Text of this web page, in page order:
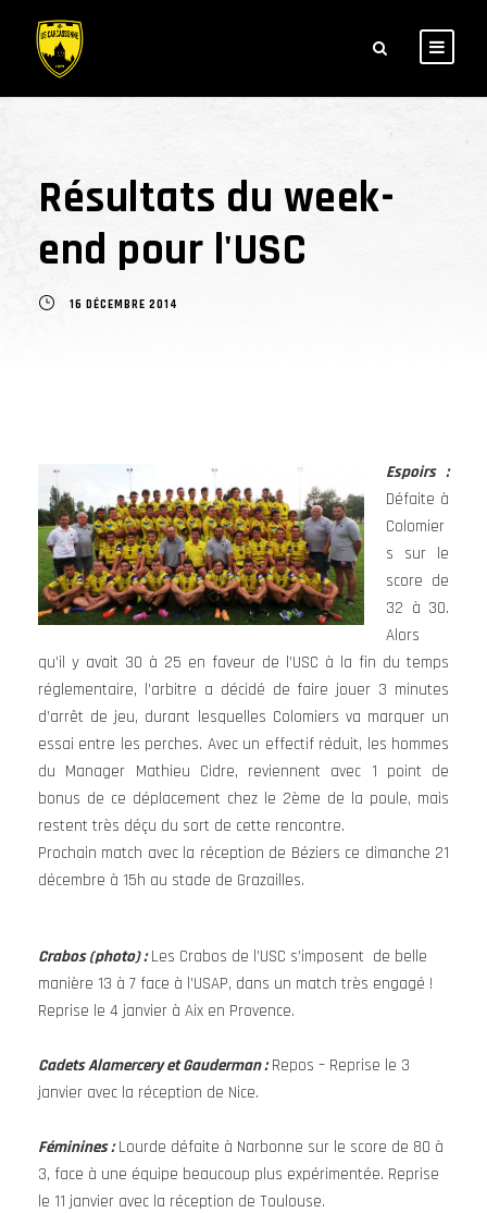
Résultats du week-
end pour l'USC
16 DÉCEMBRE 2014
Espoirs :
Défaite à
Colomier
s sur le
score de
32 à 30.
Alors
qu’il y avait 30 à 25 en faveur de l’USC à la fin du temps
réglementaire, l’arbitre a décidé de faire jouer 3 minutes
d’arrêt de jeu, durant lesquelles Colomiers va marquer un
essai entre les perches. Avec un effectif réduit, les hommes
du Manager Mathieu Cidre, reviennent avec 1 point de
bonus de ce déplacement chez le 2ème de la poule, mais
restent très déçu du sort de cette rencontre.
Prochain match avec la réception de Béziers ce dimanche 21
décembre à 15h au stade de Grazailles.
Crabos (photo) :Les Crabos de l’USC s’imposent de belle
manière 13 à 7 face à l’USAP, dans un match très engagé !
Reprise le 4 janvier à Aix en Provence.
Cadets Alamercery et Gauderman :Repos – Reprise le 3
janvier avec la réception de Nice.
Féminines : Lourde défaite à Narbonne sur le score de 80 à
3, face à une équipe beaucoup plus expérimentée. Reprise
le 11 janvier avec la réception de Toulouse.